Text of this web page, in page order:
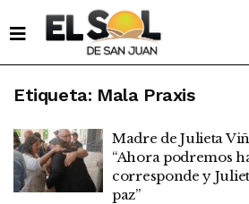
Etiqueta: Mala Praxis
Madre de Julieta
“Ahora podremos
corresponde y
paz”